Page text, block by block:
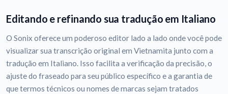
Editando e refinando sua tradução em Italiano
O Sonix oferece um poderoso editor lado a lado onde você pode
visualizar sua transcrição original em Vietnamita junto com a
tradução em Italiano. Isso facilita a verificação da precisão, o
ajuste do fraseado para seu público específico e a garantia de
que termos técnicos ou nomes de marcas sejam tratados